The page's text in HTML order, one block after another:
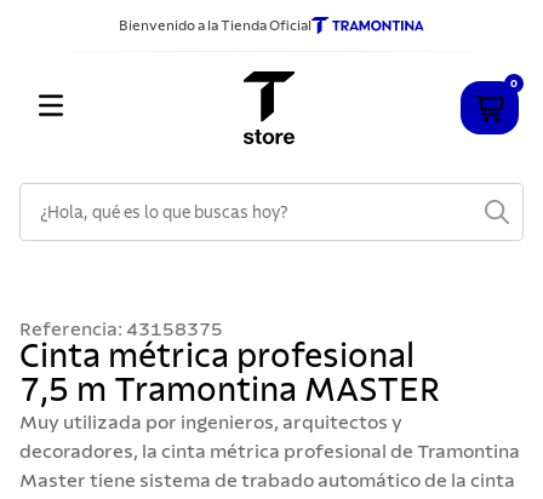
Bienvenido a la Tienda Oficial
0
Referencia: 43158375
Cinta métrica profesional
7,5 m Tramontina MASTER
Muy utilizada por ingenieros, arquitectos y
decoradores, la cinta métrica profesional de Tramontina
Master tiene sistema de trabado automático de la cinta
2.
sarten
3.
cubiertos
4.
ollas
5.
acero inoxidable